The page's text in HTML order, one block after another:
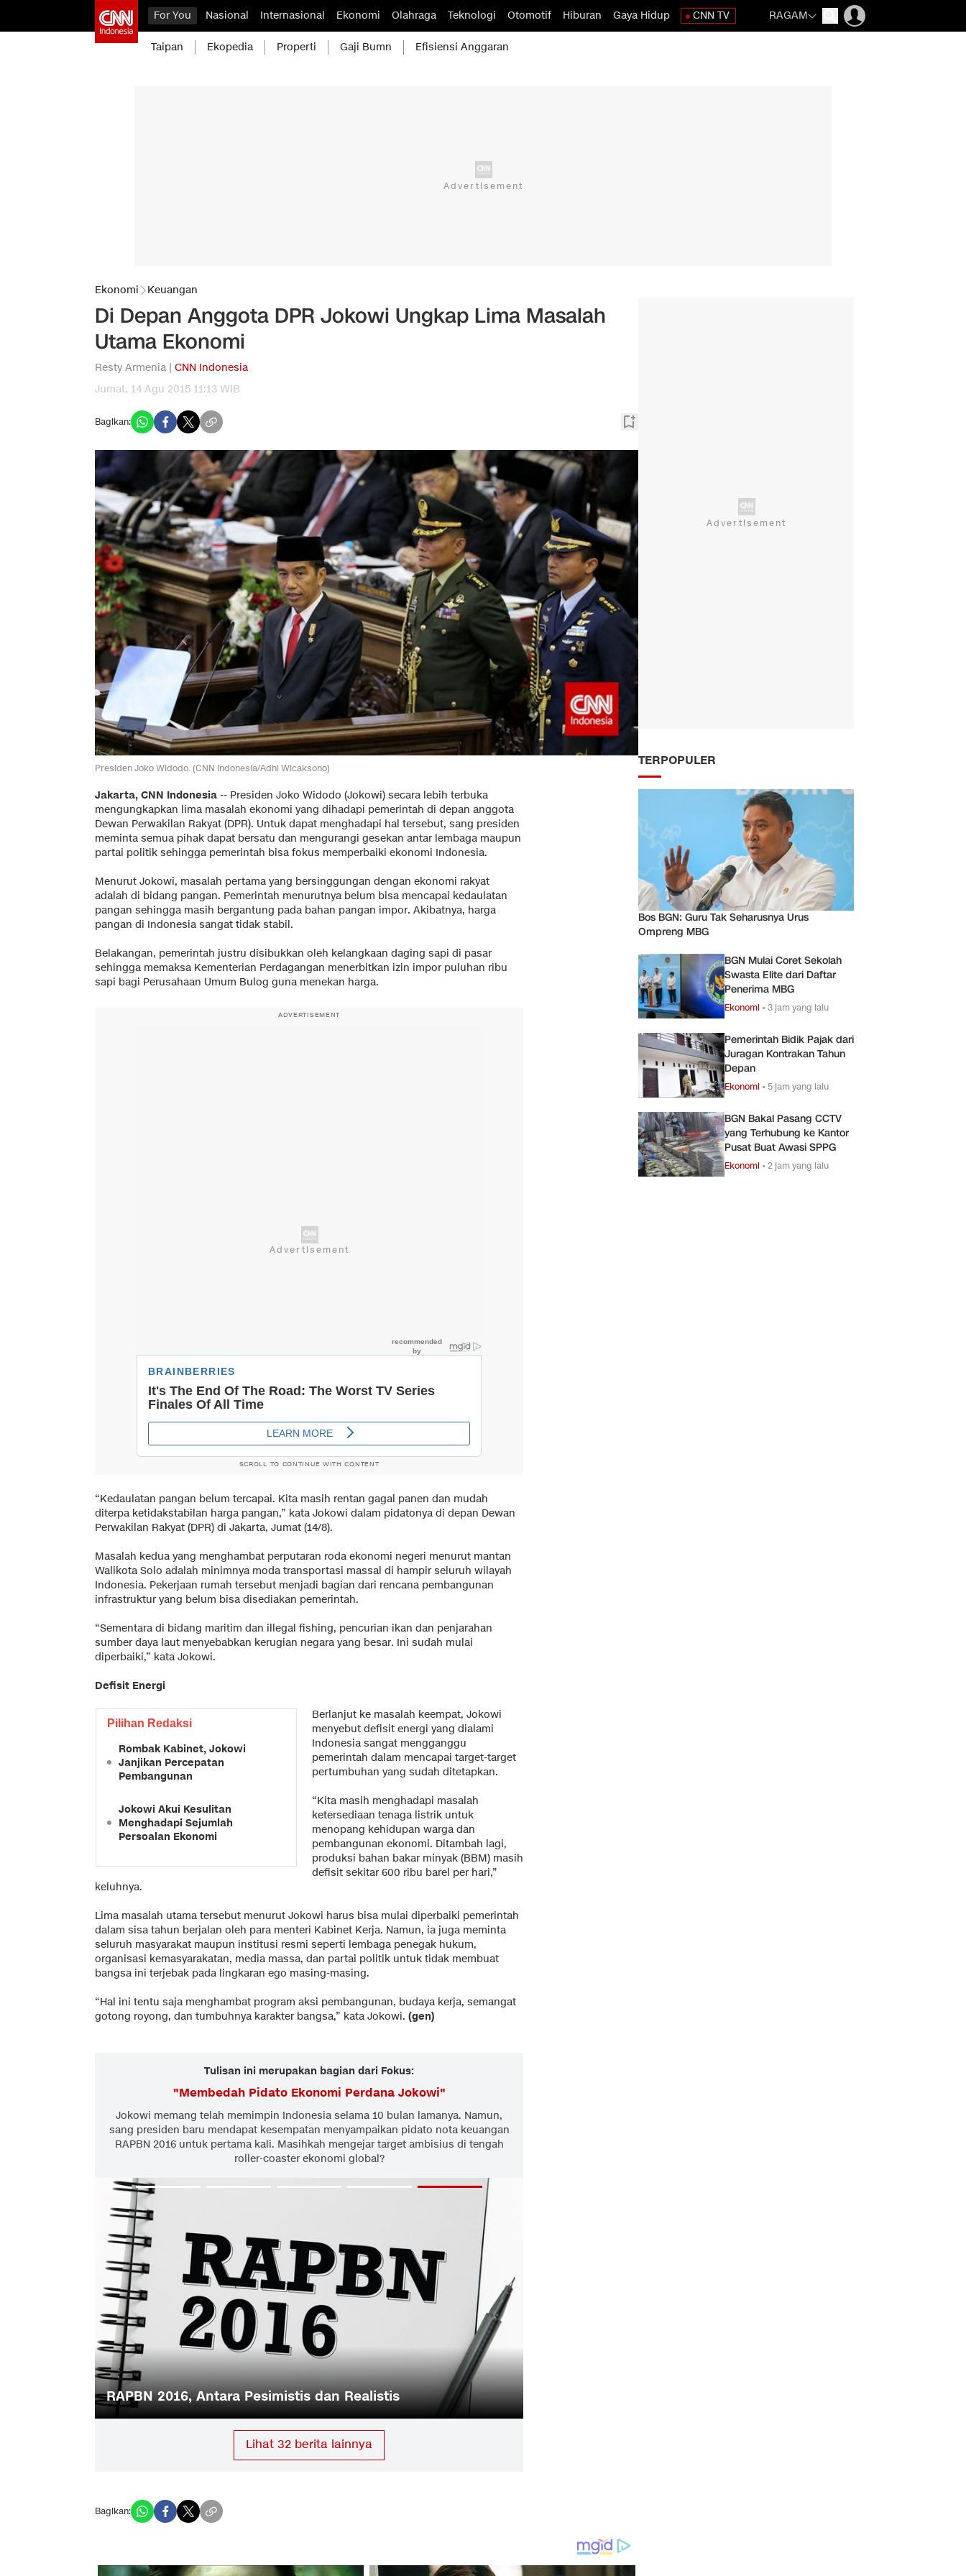
For You Nasional Internasional Ekonomi Olahraga Teknologi Otomotif Hiburan Gaya Hidup CNN TV RAGAM
Taipan Ekopedia Properti Gaji Bumn Efisiensi Anggaran
Ekonomi Keuangan
Di Depan Anggota DPR Jokowi Ungkap Lima Masalah
Utama Ekonomi
Resty Armenia | CNN Indonesia
Jumat, 14 Agu 2015 11:13 WIB
Bagikan:
Presiden Joko Widodo. (CNN Indonesia/Adhi Wicaksono)
Jakarta, CNN Indonesia -- Presiden Joko Widodo (Jokowi) secara lebih terbuka
mengungkapkan lima masalah ekonomi yang dihadapi pemerintah di depan anggota
Dewan Perwakilan Rakyat (DPR). Untuk dapat menghadapi hal tersebut, sang presiden
meminta semua pihak dapat bersatu dan mengurangi gesekan antar lembaga maupun
partai politik sehingga pemerintah bisa fokus memperbaiki ekonomi Indonesia.
Menurut Jokowi, masalah pertama yang bersinggungan dengan ekonomi rakyat
adalah di bidang pangan. Pemerintah menurutnya belum bisa mencapai kedaulatan
pangan sehingga masih bergantung pada bahan pangan impor. Akibatnya, harga
pangan di Indonesia sangat tidak stabil.
Belakangan, pemerintah justru disibukkan oleh kelangkaan daging sapi di pasar
sehingga memaksa Kementerian Perdagangan menerbitkan izin impor puluhan ribu
sapi bagi Perusahaan Umum Bulog guna menekan harga.
ADVERTISEMENT
SCROLL TO CONTINUE WITH CONTENT
“Kedaulatan pangan belum tercapai. Kita masih rentan gagal panen dan mudah
diterpa ketidakstabilan harga pangan,” kata Jokowi dalam pidatonya di depan Dewan
Perwakilan Rakyat (DPR) di Jakarta, Jumat (14/8).
Masalah kedua yang menghambat perputaran roda ekonomi negeri menurut mantan
Walikota Solo adalah minimnya moda transportasi massal di hampir seluruh wilayah
Indonesia. Pekerjaan rumah tersebut menjadi bagian dari rencana pembangunan
infrastruktur yang belum bisa disediakan pemerintah.
“Sementara di bidang maritim dan illegal fishing, pencurian ikan dan penjarahan
sumber daya laut menyebabkan kerugian negara yang besar. Ini sudah mulai
diperbaiki,” kata Jokowi.
Defisit Energi
Pilihan Redaksi
Rombak Kabinet, Jokowi
Janjikan Percepatan
Pembangunan
Jokowi Akui Kesulitan
Menghadapi Sejumlah
Persoalan Ekonomi
Berlanjut ke masalah keempat, Jokowi
menyebut defisit energi yang dialami
Indonesia sangat mengganggu
pemerintah dalam mencapai target-target
pertumbuhan yang sudah ditetapkan.
“Kita masih menghadapi masalah
ketersediaan tenaga listrik untuk
menopang kehidupan warga dan
pembangunan ekonomi. Ditambah lagi,
produksi bahan bakar minyak (BBM) masih
defisit sekitar 600 ribu barel per hari,”
keluhnya.
Lima masalah utama tersebut menurut Jokowi harus bisa mulai diperbaiki pemerintah
dalam sisa tahun berjalan oleh para menteri Kabinet Kerja. Namun, ia juga meminta
seluruh masyarakat maupun institusi resmi seperti lembaga penegak hukum,
organisasi kemasyarakatan, media massa, dan partai politik untuk tidak membuat
bangsa ini terjebak pada lingkaran ego masing-masing.
“Hal ini tentu saja menghambat program aksi pembangunan, budaya kerja, semangat
gotong royong, dan tumbuhnya karakter bangsa,” kata Jokowi. (gen)
Tulisan ini merupakan bagian dari Fokus:
"Membedah Pidato Ekonomi Perdana Jokowi"
Jokowi memang telah memimpin Indonesia selama 10 bulan lamanya. Namun,
sang presiden baru mendapat kesempatan menyampaikan pidato nota keuangan
RAPBN 2016 untuk pertama kali. Masihkah mengejar target ambisius di tengah
roller-coaster ekonomi global?
RAPBN 2016, Antara Pesimistis dan Realistis
Lihat 32 berita lainnya
Bagikan:
TERPOPULER
Bos BGN: Guru Tak Seharusnya Urus
Ompreng MBG
BGN Mulai Coret Sekolah
Swasta Elite dari Daftar
Penerima MBG
Ekonomi •3 jam yang lalu
Pemerintah Bidik Pajak dari
Juragan Kontrakan Tahun
Depan
Ekonomi • 5 jam yang lalu
BGN Bakal Pasang CCTV
yang Terhubung ke Kantor
Pusat Buat Awasi SPPG
Ekonomi •2 jam yang lalu